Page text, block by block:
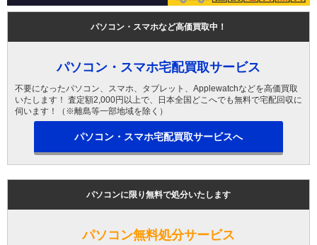
パソコン・スマホなど高価買取中！
パソコン・スマホ宅配買取サービス
不要になったパソコン、スマホ、タブレット、Applewatchなどを高価買取
いたします！ 査定額2,000円以上で、日本全国どこへでも無料で宅配回収に
伺います！（※離島等一部地域を除く）
パソコン・スマホ宅配買取サービスへ
パソコンに限り無料で処分いたします
パソコン無料処分サービス